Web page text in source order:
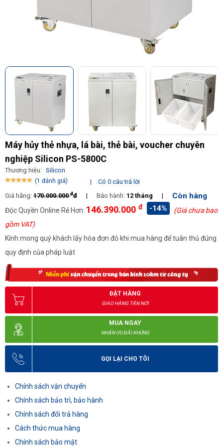
Máy hủy thẻ nhựa, lá bài, thẻ bài, voucher chuyên
nghiệp Silicon PS-5800C
Thương hiệu: Silicon
(1 đánh giá) |
Có 0 câu trả lời
Giá hãng: 170.000.000đđ | Bảo hành: 12 tháng | Còn hàng
Độc Quyền Online Rẻ Hơn: 146.390.000 đ -14%
(Giá chưa bao
gồm VAT)
Kính mong quý khách lấy hóa đơn đỏ khi mua hàng để tuân thủ đúng
quy định của pháp luật
ĐẶT HÀNG
GIAO HÀNG TẬN NƠI
MUA NGAY
NHẬN ƯU ĐÃI KHỦNG
GỌI LẠI CHO TÔI
Chính sách vận chuyển
Chính sách bảo trì, bảo hành
Chính sách đổi trả hàng
Cách thức mua hàng
Chính sách bảo mật